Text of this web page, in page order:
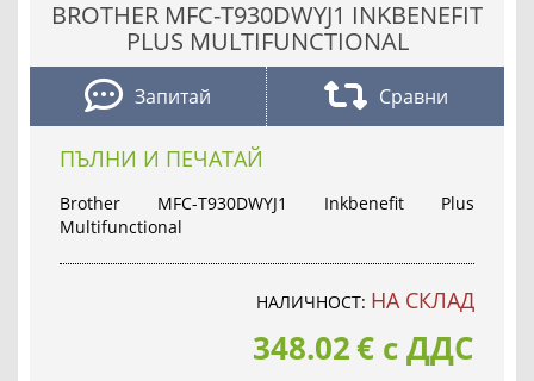
BROTHER MFC-T930DWYJ1 INKBENEFIT
PLUS MULTIFUNCTIONAL
Запитай Сравни
ПЪЛНИ И ПЕЧАТАЙ
Brother MFC-T930DWYJ1 Inkbenefit Plus
Multifunctional
НАЛИЧНОСТ: НА СКЛАД
348.02€ с ДДС